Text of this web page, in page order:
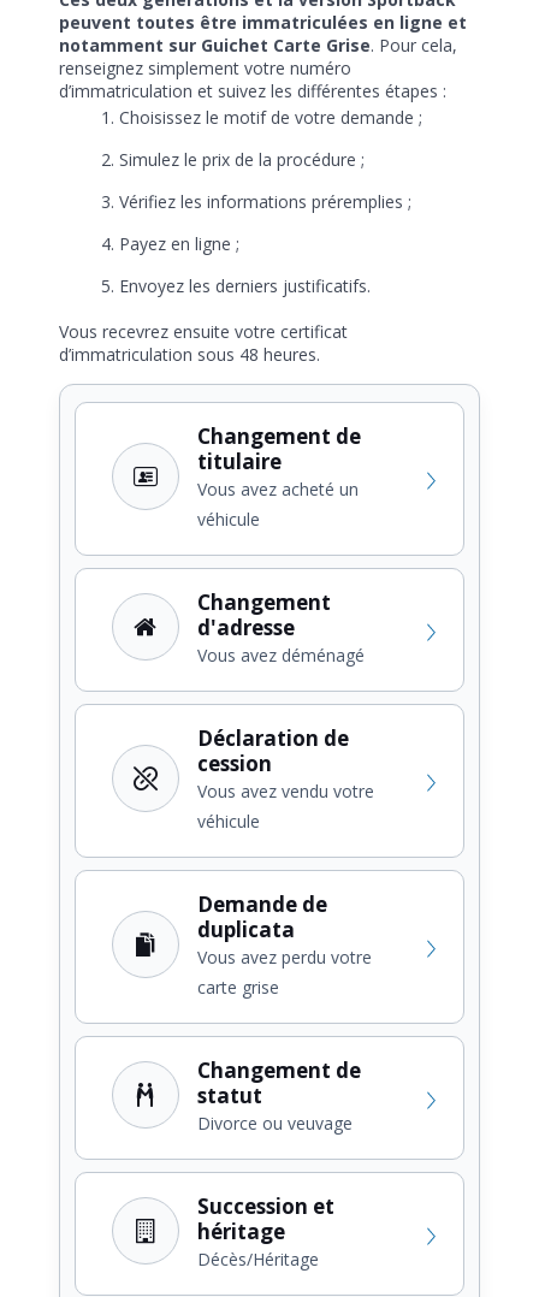
peuvent toutes être immatriculées en ligne et
notamment sur Guichet Carte Grise. Pour cela,
renseignez simplement votre numéro
d’immatriculation et suivez les différentes étapes :
Choisissez le motif de votre demande ;
Simulez le prix de la procédure ;
Vérifiez les informations préremplies ;
Payez en ligne ;
Envoyez les derniers justificatifs.
Vous recevrez ensuite votre certificat
d’immatriculation sous 48 heures.
Changement de
titulaire
Vous avez acheté un
véhicule
Changement
d'adresse
Vous avez déménagé
Déclaration de
cession
Vous avez vendu votre
véhicule
Demande de
duplicata
Vous avez perdu votre
carte grise
Changement de
statut
Divorce ou veuvage
Succession et
héritage
Décès/Héritage